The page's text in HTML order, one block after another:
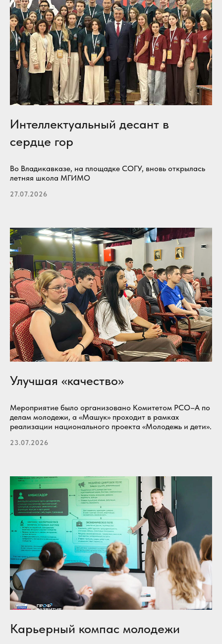
Интеллектуальный десант в
сердце гор
Во Владикавказе, на площадке СОГУ, вновь открылась
летняя школа МГИМО
27.07.2026
Улучшая «качество»
Мероприятие было организовано Комитетом РСО–А по
делам молодежи, а «Машук» проходит в рамках
реализации национального проекта «Молодежь и дети».
23.07.2026
Карьерный компас молодежи